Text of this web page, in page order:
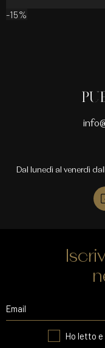
-15%
Dal lunedì al venerdì
Ho letto